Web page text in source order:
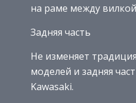
на раме между
Задняя часть
Не изменяет
моделей и задняя
Kawasaki.